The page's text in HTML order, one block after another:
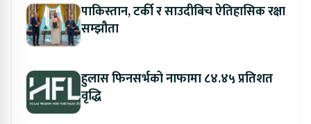
पाकिस्तान, टर्की र साउदीबिच ऐतिहासिक रक्षा
सम्झौता
हुलास फिनसर्भको नाफामा ८४.४५ प्रतिशत
वृद्धि